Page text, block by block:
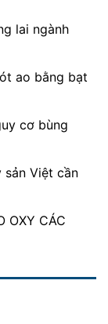
lai ngành
ao bằng bạt
cơ bùng
sản Việt cần
OXY CÁC